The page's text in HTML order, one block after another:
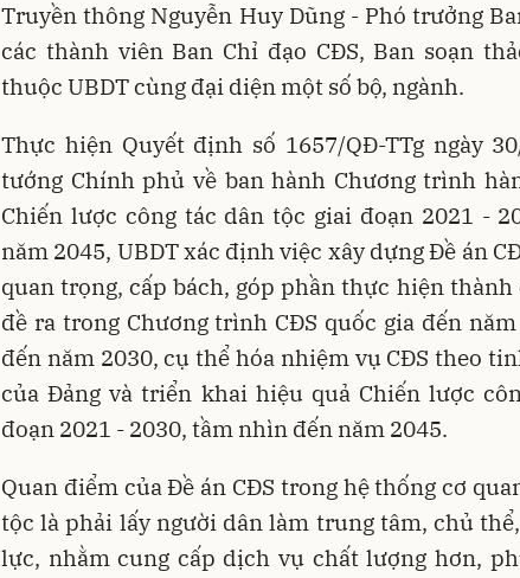
Truyền thông Nguyễn Huy Dũng - Phó trưởng
các thành viên Ban Chỉ đạo CĐS, Ban soạn
thuộc UBDT cùng đại diện một số bộ, ngành.
Thực hiện Quyết định số 1657/QĐ-TTg ngày
tướng Chính phủ về ban hành Chương trình
Chiến lược công tác dân tộc giai đoạn 2021 -
năm 2045, UBDT xác định việc xây dựng Đề án
quan trọng, cấp bách, góp phần thực hiện
đề ra trong Chương trình CĐS quốc gia đến
đến năm 2030, cụ thể hóa nhiệm vụ CĐS theo
của Đảng và triển khai hiệu quả Chiến lược
đoạn 2021 - 2030, tầm nhìn đến năm 2045.
Quan điểm của Đề án CĐS trong hệ thống cơ
tộc là phải lấy người dân làm trung tâm, chủ
lực, nhằm cung cấp dịch vụ chất lượng hơn,